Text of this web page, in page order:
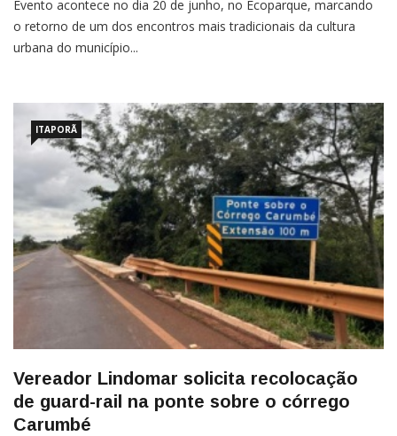
Evento acontece no dia 20 de junho, no Ecoparque, marcando
o retorno de um dos encontros mais tradicionais da cultura
urbana do município...
ITAPORÃ
Vereador Lindomar solicita recolocação
de guard-rail na ponte sobre o córrego
Carumbé